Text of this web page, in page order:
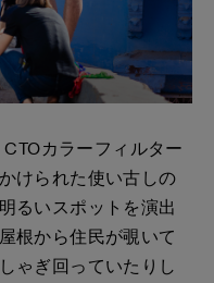
カラーフィルター
けられた使い古しの
るいスポットを演出
根から住民が覗いて
ゃぎ回っていたりし